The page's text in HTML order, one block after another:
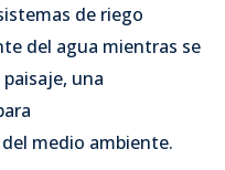
de riego
del agua mientras se
una
medio ambiente.